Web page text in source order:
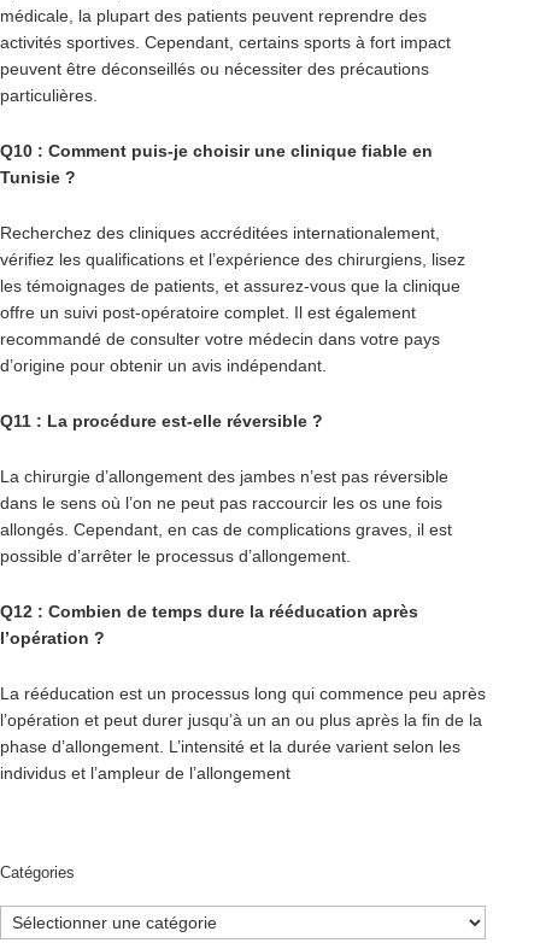
médicale, la plupart des patients peuvent reprendre des
activités sportives. Cependant, certains sports à fort impact
peuvent être déconseillés ou nécessiter des précautions
particulières.
Q10 : Comment puis-je choisir une clinique fiable en
Tunisie ?
Recherchez des cliniques accréditées internationalement,
vérifiez les qualifications et l’expérience des chirurgiens, lisez
les témoignages de patients, et assurez-vous que la clinique
offre un suivi post-opératoire complet. Il est également
recommandé de consulter votre médecin dans votre pays
d’origine pour obtenir un avis indépendant.
Q11 : La procédure est-elle réversible ?
La chirurgie d’allongement des jambes n’est pas réversible
dans le sens où l’on ne peut pas raccourcir les os une fois
allongés. Cependant, en cas de complications graves, il est
possible d’arrêter le processus d’allongement.
Q12 : Combien de temps dure la rééducation après
l’opération ?
La rééducation est un processus long qui commence peu après
l’opération et peut durer jusqu’à un an ou plus après la fin de la
phase d’allongement. L’intensité et la durée varient selon les
individus et l’ampleur de l’allongement
Catégories
Catégories